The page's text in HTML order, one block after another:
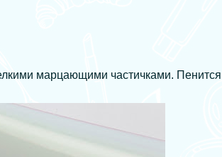
марцающими частичками.